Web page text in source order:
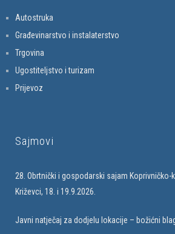
Autostruka
Građevinarstvo i instalaterstvo
Trgovina
Ugostiteljstvo i turizam
Prijevoz
Sajmovi
28. Obrtnički i gospodarski sajam Koprivničko-
Križevci, 18. i 19.9.2026.
Javni natječaj za dodjelu lokacije – božićni